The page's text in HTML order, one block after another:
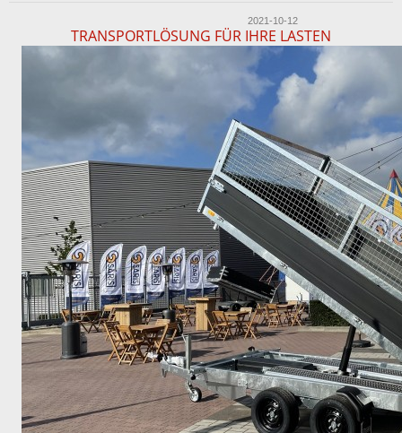
2021-10-12
TRANSPORTLÖSUNG FÜR IHRE LASTEN